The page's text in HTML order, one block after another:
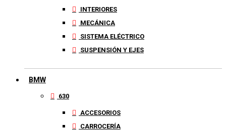
INTERIORES
MECÁNICA
SISTEMA ELÉCTRICO
SUSPENSIÓN Y EJES
BMW
630
ACCESORIOS
CARROCERÍA